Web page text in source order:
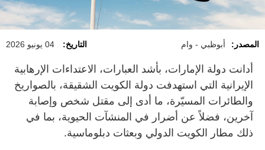
المصدر: أبوظبي - وام التاريخ: 04 يونيو 2026
أدانت دولة الإمارات، بأشد العبارات، الاعتداءات الإرهابية
الإيرانية التي استهدفت دولة الكويت الشقيقة، بالصواريخ
والطائرات المسيّرة، ما أدى إلى مقتل شخص وإصابة
آخرين، فضلاً عن أضرار في المنشآت الحيوية، بما في
ذلك مطار الكويت الدولي وبعثات دبلوماسية.